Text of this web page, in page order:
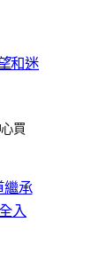
和迷
買
繼承
入